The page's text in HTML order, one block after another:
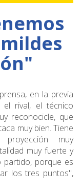
en la previa
rival, el técnico
reconocicle, que
muy bien. Tiene
muy
muy fuerte y
partido, porque es
los tres puntos",